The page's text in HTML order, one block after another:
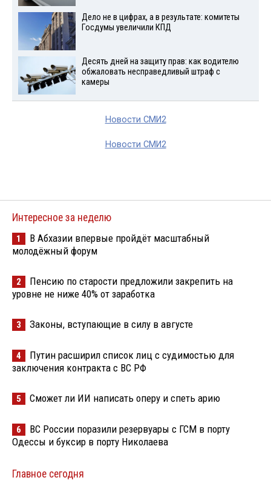
Дело не в цифрах, а в результате: комитеты
Госдумы увеличили КПД
Десять дней на защиту прав: как водителю
обжаловать несправедливый штраф с
камеры
Новости СМИ2
Новости СМИ2
Интересное за неделю
1
В Абхазии впервые пройдёт масштабный
молодёжный форум
2
Пенсию по старости предложили закрепить на
уровне не ниже 40% от заработка
3 Законы, вступающие в силу в августе
4
Путин расширил список лиц с судимостью для
заключения контракта с ВС РФ
5 Сможет ли ИИ написать оперу и спеть арию
6
ВС России поразили резервуары с ГСМ в порту
Одессы и буксир в порту Николаева
Главное сегодня